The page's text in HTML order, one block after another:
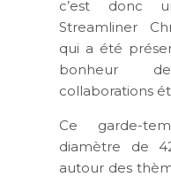
c’est donc
Streamliner
qui a été
bonheur
collaborations
Ce garde-
diamètre de
autour des